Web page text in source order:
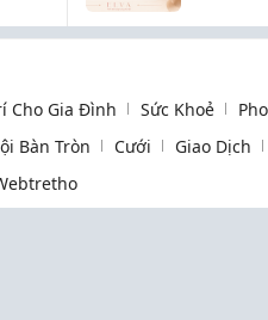
Cho Gia Đình Sức Khoẻ
Bàn Tròn Cưới
Giao Dịch